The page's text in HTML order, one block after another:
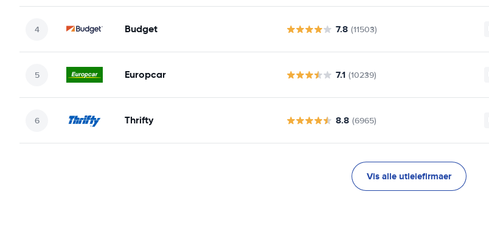
Budget 7.8 (11503)
Europcar 7.1 (10239)
Thrifty 8.8 (6965)
Vis alle utleiefirmaer